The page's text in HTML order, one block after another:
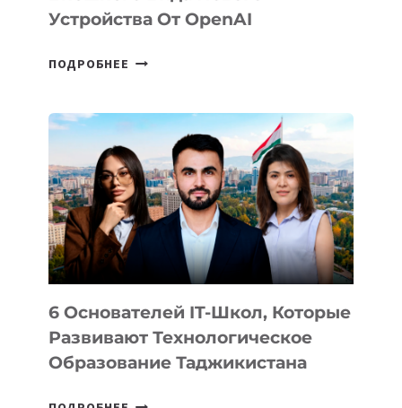
Устройства От OpenAI
ПОДРОБНЕЕ СТАЛИ
ВНЕШНЕГО
ВИДА
НОВОГО
УСТРОЙСТВА
ОТ
OPENAI
6 Основателей IT-Школ, Которые
Развивают Технологическое
Образование Таджикистана